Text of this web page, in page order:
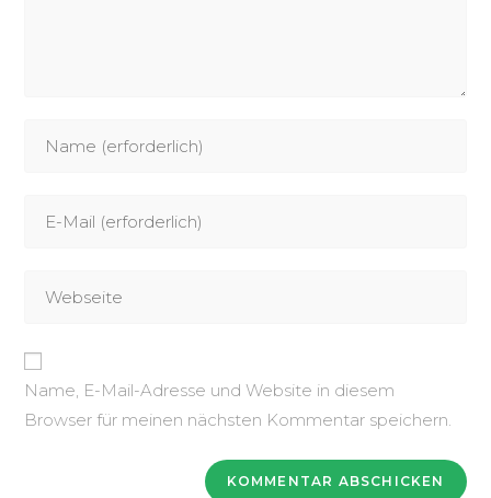
Name, E-Mail-Adresse und Website in diesem
Browser für meinen nächsten Kommentar speichern.